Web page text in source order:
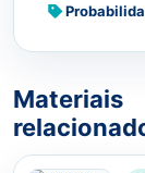
Materiais